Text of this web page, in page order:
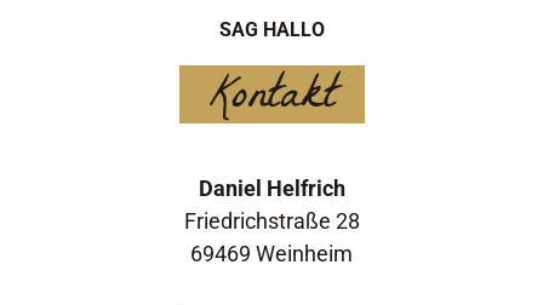
SAG HALLO
Kontakt
Daniel Helfrich
Friedrichstraße 28
69469 Weinheim